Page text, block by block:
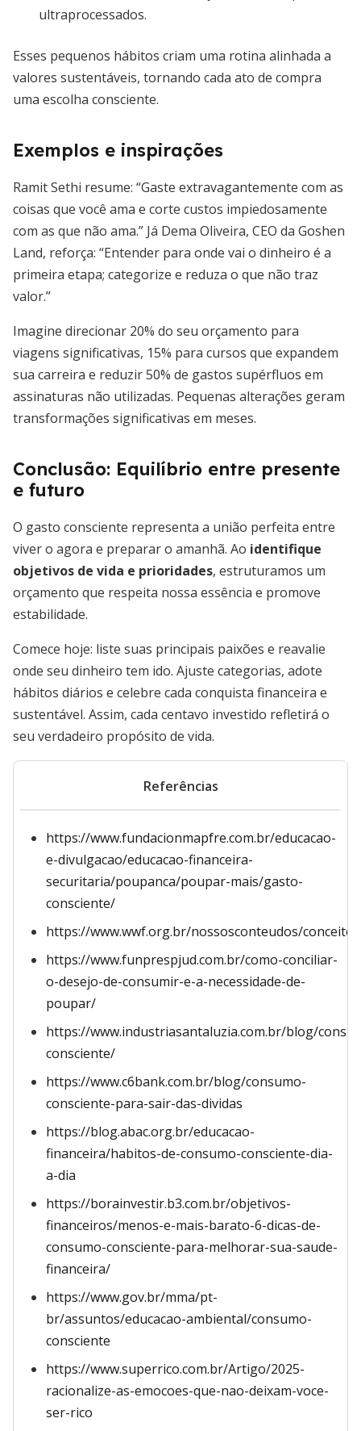
ultraprocessados.
Esses pequenos hábitos criam uma rotina alinhada a
valores sustentáveis, tornando cada ato de compra
uma escolha consciente.
Exemplos e inspirações
Ramit Sethi resume: “Gaste extravagantemente com as
coisas que você ama e corte custos impiedosamente
com as que não ama.” Já Dema Oliveira, CEO da Goshen
Land, reforça: “Entender para onde vai o dinheiro é a
primeira etapa; categorize e reduza o que não traz
valor.”
Imagine direcionar 20% do seu orçamento para
viagens significativas, 15% para cursos que expandem
sua carreira e reduzir 50% de gastos supérfluos em
assinaturas não utilizadas. Pequenas alterações geram
transformações significativas em meses.
Conclusão: Equilíbrio entre presente
e futuro
O gasto consciente representa a união perfeita entre
viver o agora e preparar o amanhã. Ao identifique
objetivos de vida e prioridades, estruturamos um
orçamento que respeita nossa essência e promove
estabilidade.
Comece hoje: liste suas principais paixões e reavalie
onde seu dinheiro tem ido. Ajuste categorias, adote
hábitos diários e celebre cada conquista financeira e
sustentável. Assim, cada centavo investido refletirá o
seu verdadeiro propósito de vida.
Referências
https://www.fundacionmapfre.com.br/educacao-
e-divulgacao/educacao-financeira-
securitaria/poupanca/poupar-mais/gasto-
consciente/
https://www.wwf.org.br/nossosconteudos/
https://www.funprespjud.com.br/como-conciliar-
o-desejo-de-consumir-e-a-necessidade-de-
poupar/
https://www.industriasantaluzia.com.br/blog/
consciente/
https://www.c6bank.com.br/blog/consumo-
consciente-para-sair-das-dividas
https://blog.abac.org.br/educacao-
financeira/habitos-de-consumo-consciente-dia-
a-dia
https://borainvestir.b3.com.br/objetivos-
financeiros/menos-e-mais-barato-6-dicas-de-
consumo-consciente-para-melhorar-sua-saude-
financeira/
https://www.gov.br/mma/pt-
br/assuntos/educacao-ambiental/consumo-
consciente
https://www.superrico.com.br/Artigo/2025-
racionalize-as-emocoes-que-nao-deixam-voce-
ser-rico